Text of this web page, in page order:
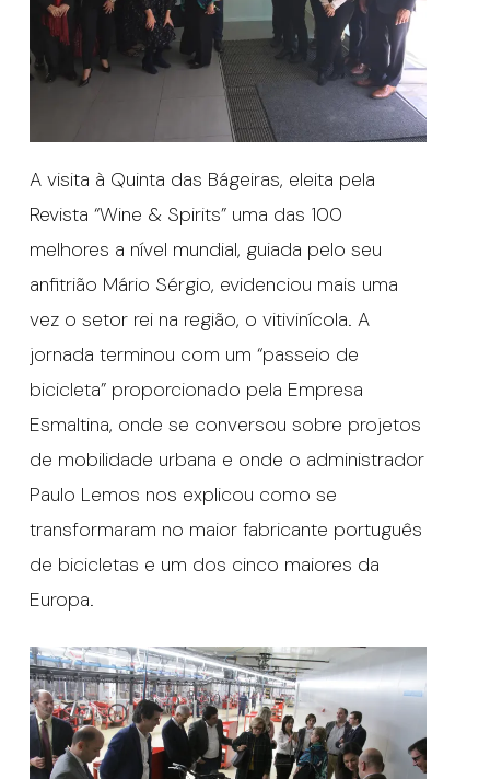
A visita à Quinta das Bágeiras, eleita pela
Revista “Wine & Spirits” uma das 100
melhores a nível mundial, guiada pelo seu
anfitrião Mário Sérgio, evidenciou mais uma
vez o setor rei na região, o vitivinícola. A
jornada terminou com um “passeio de
bicicleta” proporcionado pela Empresa
Esmaltina, onde se conversou sobre projetos
de mobilidade urbana e onde o administrador
Paulo Lemos nos explicou como se
transformaram no maior fabricante português
de bicicletas e um dos cinco maiores da
Europa.